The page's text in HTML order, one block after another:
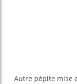
Autre pépite mise